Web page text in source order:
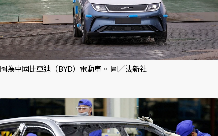
圖為中國比亞迪（BYD）電動車。 圖／法新社